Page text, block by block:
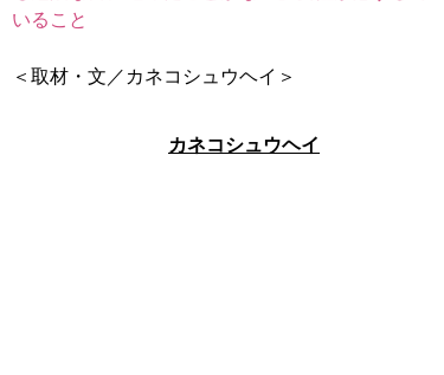
いること
＜取材・文／カネコシュウヘイ＞
カネコシュウヘイ